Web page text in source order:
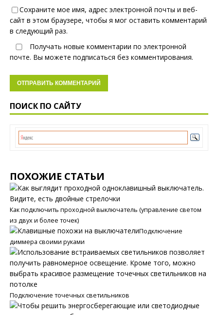
Сохраните мое имя, адрес электронной почты и веб-
сайт в этом браузере, чтобы я мог оставить комментарий
в следующий раз.
Получать новые комментарии по электронной
почте. Вы можете подписаться без комментирования.
ПОИСК ПО САЙТУ
ПОХОЖИЕ СТАТЬИ
Как подключить проходной выключатель (управление светом
из двух и более точек)
Подключение
диммера своими руками
Подключение точечных светильников